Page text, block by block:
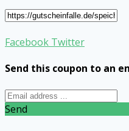
Facebook Twitter
Send this coupon to an
Send